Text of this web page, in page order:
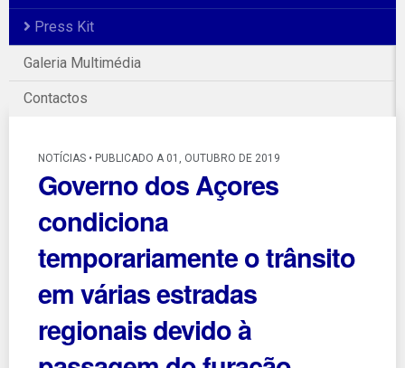
Press Kit
Galeria Multimédia
Contactos
NOTÍCIAS • PUBLICADO A 01, OUTUBRO DE 2019
Governo dos Açores
condiciona
temporariamente o trânsito
em várias estradas
regionais devido à